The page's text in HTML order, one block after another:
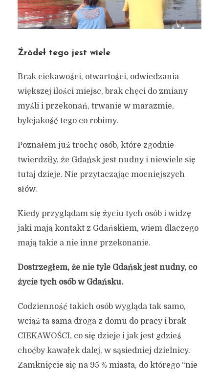
Źródeł tego jest wiele
Brak ciekawości, otwartości, odwiedzania
większej ilości miejsc, brak chęci do zmiany
myśli i przekonań, trwanie w marazmie,
bylejakość tego co robimy.
Poznałem już trochę osób, które zgodnie
twierdziły, że Gdańsk jest nudny i niewiele się
tutaj dzieje. Nie przytaczając mocniejszych
słów.
Kiedy przyglądam się życiu tych osób i widzę
jaki mają kontakt z Gdańskiem, wiem dlaczego
mają takie a nie inne przekonanie.
Dostrzegłem, że nie tyle Gdańsk jest nudny, co
życie tych osób w Gdańsku.
Codzienność takich osób wygląda tak samo,
wciąż ta sama droga z domu do pracy i brak
CIEKAWOŚCI, co się dzieje i jak jest gdzieś
choćby kawałek dalej, w sąsiedniej dzielnicy.
Zamknięcie się na 95 % miasta, do którego “nie